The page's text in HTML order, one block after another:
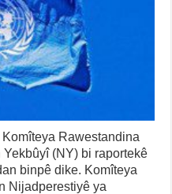
Rawestandina
(NY) bi raportekê
binpê dike. Komîteya
Nijadperestiyê ya